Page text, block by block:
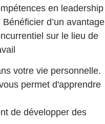
en leadership
Bénéficier d’un avantage
sur le lieu de
votre vie personnelle.
permet d'apprendre
de développer des